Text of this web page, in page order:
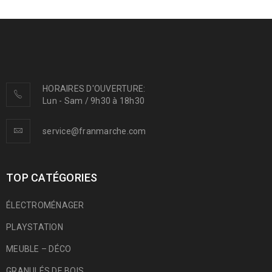
HORAIRES D'OUVERTURE:
Lun - Sam / 9h30 à 18h30
service@franmarche.com
TOP CATÉGORIES
ÉLECTROMÉNAGER
PLAYSTATION
MEUBLE – DÉCO